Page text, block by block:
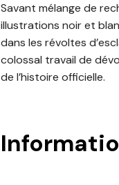
Savant mélange de
illustrations noir et
dans les révoltes
colossal travail de
de l’histoire officielle.